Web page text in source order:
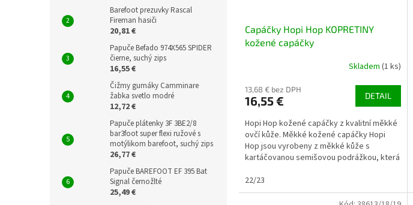
Barefoot prezuvky Rascal
Fireman hasiči
20,81 €
Papuče Befado 974X565 SPIDER
čierne, suchý zips
16,55 €
Čižmy gumáky Camminare
žabka svetlo modré
12,72 €
Papuče plátenky 3F 3BE2/8
bar3foot super flexi ružové s
motýlikom barefoot, suchý zips
26,77 €
Papuče BAREFOOT EF 395 Bat
Signal černožlté
25,49 €
Capáčky Hopi Hop KOPRETINY
kožené capáčky
Skladem (1 ks)
13,68 € bez DPH
16,55 € DETAIL
Hopi Hop kožené capáčky z kvalitní měkké
ovčí kůže. Měkké kožené capáčky Hopi
Hop jsou vyrobeny z měkké kůže s
kartáčovanou semišovou podrážkou, která
22/23